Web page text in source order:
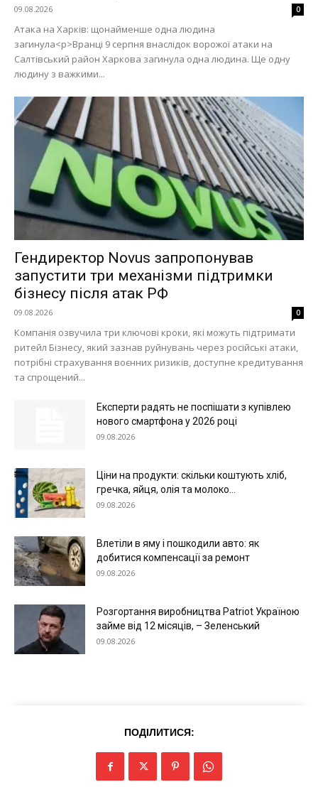
09.08.2026 0
Атака на Харків: щонайменше одна людина
загинула<p>Вранці 9 серпня внаслідок ворожої атаки на
Салтівський район Харкова загинула одна людина. Ще одну
людину з важкими...
Гендиректор Novus запропонував
запустити три механізми підтримки
бізнесу після атак РФ
09.08.2026 0
Компанія озвучила три ключові кроки, які можуть підтримати
ритейл Бізнесу, який зазнав руйнувань через російські атаки,
потрібні страхування воєнних ризиків, доступне кредитування
та спрощений...
Експерти радять не поспішати з купівлею
нового смартфона у 2026 році
09.08.2026
Ціни на продукти: скільки коштують хліб,
гречка, яйця, олія та молоко...
09.08.2026
Влетіли в яму і пошкодили авто: як
добитися компенсації за ремонт
09.08.2026
Розгортання виробництва Patriot Україною
займе від 12 місяців, – Зеленський
09.08.2026
ПОДІЛИТИСЯ: